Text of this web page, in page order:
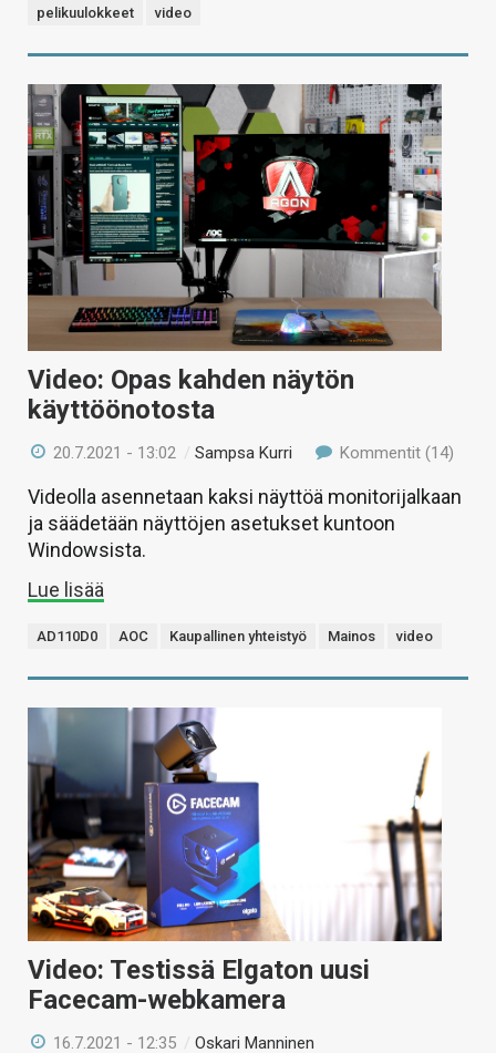
pelikuulokkeet
video
Video: Opas kahden näytön
käyttöönotosta
20.7.2021 - 13:02 /Sampsa Kurri Kommentit (14)
Videolla asennetaan kaksi näyttöä monitorijalkaan
ja säädetään näyttöjen asetukset kuntoon
Windowsista.
Lue lisää
AD110D0 AOC Kaupallinen yhteistyö Mainos video
Video: Testissä Elgaton uusi
Facecam-webkamera
16.7.2021 - 12:35 /Oskari Manninen